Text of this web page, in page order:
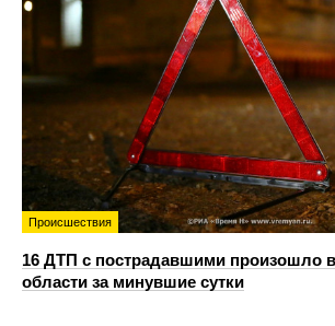
Происшествия
16 ДТП с пострадавшими произошло
области за минувшие сутки